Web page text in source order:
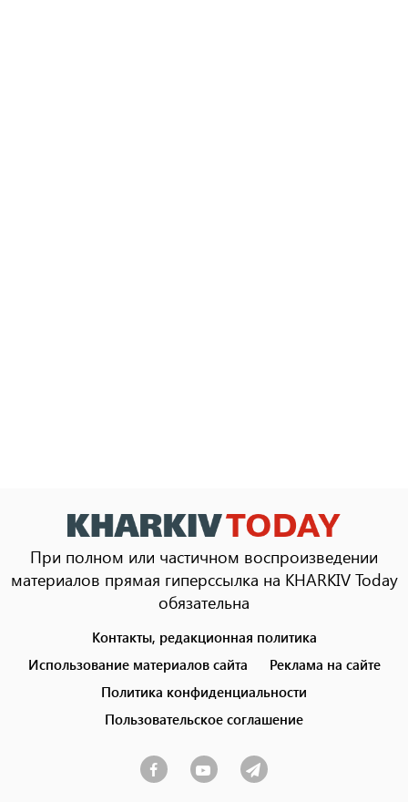
При полном или частичном воспроизведении
материалов прямая гиперссылка на KHARKIV Today
обязательна
menu
Контакты, редакционная политика
Использование материалов сайта
Реклама на сайте
Политика конфиденциальности
Пользовательское соглашение